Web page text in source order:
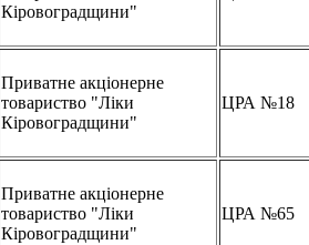
Кіровоградщини"
Приватне акціонерне
товариство "Ліки
Кіровоградщини"
ЦРА №18
Приватне акціонерне
товариство "Ліки
Кіровоградщини"
ЦРА №65